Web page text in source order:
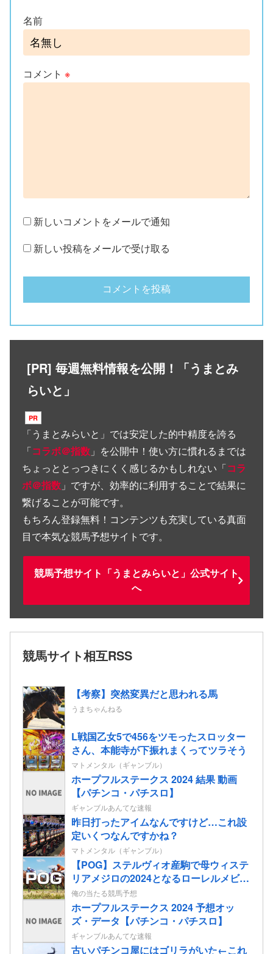
名前
コメント ※
新しいコメントをメールで通知
新しい投稿をメールで受け取る
[PR] 毎週無料情報を公開！「うまとみ
らいと」
「うまとみらいと 」では安定した的中精度を誇る
「コラボ＠指数 」を公開中！使い方に慣れるまでは
ちょっととっつきにくく感じるかもしれない「コラ
ボ＠指数 」ですが、効率的に利用することで結果に
繋げることが可能です。
もちろん登録無料！コンテンツも充実している真面
目で本気な競馬予想サイトです。
競馬予想サイト「うまとみらいと」公式サイト
へ
競馬サイト相互RSS
【考察】突然変異だと思われる馬
うまちゃんねる
L戦国乙女5で456をツモったスロッター
さん、本能寺が下振れまくってツラそう
マトメンタル（ギャンブル）
ホープフルステークス 2024 結果 動画
【パチンコ・パチスロ】
ギャンブルあんてな速報
昨日打ったアイムなんですけど…これ設
定いくつなんですかね？
マトメンタル（ギャンブル）
【POG】ステルヴィオ産駒で母ウィステ
リアメジロの2024となるローレルメビウ
スの2歳情報
俺の当たる競馬予想
ホープフルステークス 2024 予想オッ
ズ・データ【パチンコ・パチスロ】
ギャンブルあんてな速報
古いパチンコ屋にはゴリラがいた←これ